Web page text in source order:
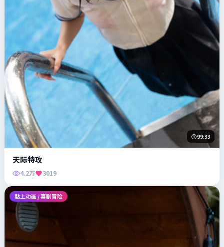
99:33
天际特攻
4.2万 3019
黏土动画 / 喜剧冒险